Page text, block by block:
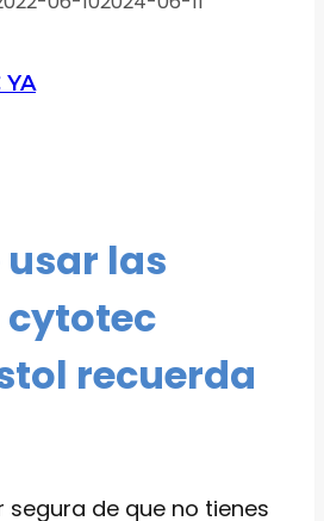
YA
las
recuerda
segura de que no tienes